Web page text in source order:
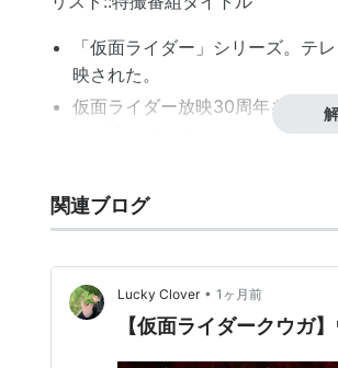
「仮面ライダー」シリーズ。テ
映された。
仮面ライダー放映30周年を期し
内容だった。
時系列の整合性、設定・演出の
い思い入れを持つ人も多い。
極めてこだわったストーリーの
撮影スケジュールの遅れから急
関連ブログ
Lucky Clover • 1ヶ月前
【仮面ライダークウガ